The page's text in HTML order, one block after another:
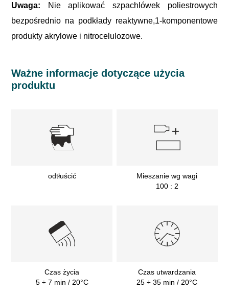
Uwaga:
Nie aplikować szpachlówek poliestrowych
bezpośrednio na podkłady reaktywne,1-komponentowe
produkty akrylowe i nitrocelulozowe.
Ważne informacje dotyczące użycia
produktu
odtłuścić
Mieszanie wg wagi
100 : 2
Czas życia
5 ÷ 7 min / 20°C
Czas utwardzania
25 ÷ 35 min / 20°C